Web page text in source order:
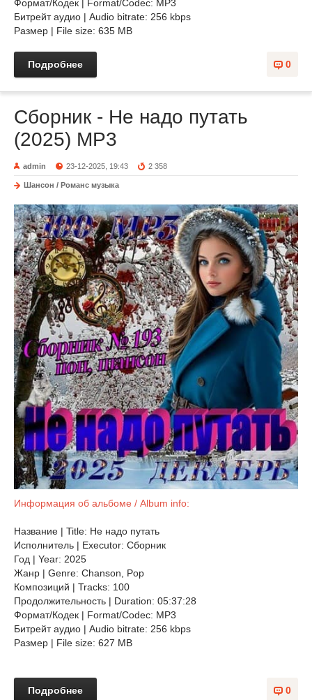
Формат/Кодек | Format/Codec: MP3
Битрейт аудио | Audio bitrate: 256 kbps
Размер | File size: 635 MB
0
Подробнее
Сборник - Не надо путать
(2025) МР3
admin 23-12-2025, 19:43 2 358
Шансон / Романс музыка
Информация об альбоме / Album info:
Название | Title: Не надо путать
Исполнитель | Executor: Сборник
Год | Year: 2025
Жанр | Genre: Chanson, Pop
Композиций | Tracks: 100
Продолжительность | Duration: 05:37:28
Формат/Кодек | Format/Codec: MP3
Битрейт аудио | Audio bitrate: 256 kbps
Размер | File size: 627 MB
0
Подробнее